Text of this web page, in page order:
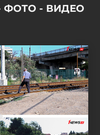
ФОТО - ВИДЕО